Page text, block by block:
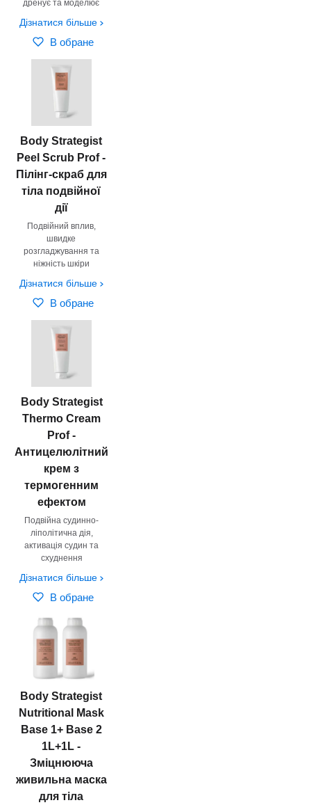
дренує та моделює
Дізнатися більше
В обране
Body Strategist
Peel Scrub Prof -
Пілінг-скраб для
тіла подвійної
дії
Подвійний вплив,
швидке
розгладжування та
ніжність шкіри
Дізнатися більше
В обране
Body Strategist
Thermo Cream
Prof -
Антицелюлітний
крем з
термогенним
ефектом
Подвійна судинно-
ліполітична дія,
активація судин та
схуднення
Дізнатися більше
В обране
Body Strategist
Nutritional Mask
Base 1+ Base 2
1L+1L -
Зміцнююча
живильна маска
для тіла